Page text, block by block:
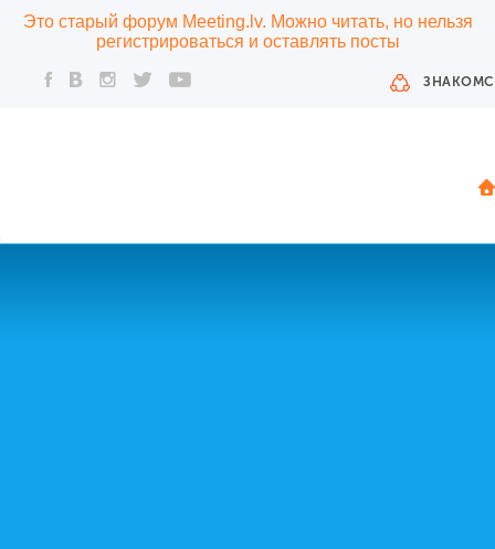
Это старый форум Meeting.lv. Можно читать, но нельзя
регистрироваться и оставлять посты